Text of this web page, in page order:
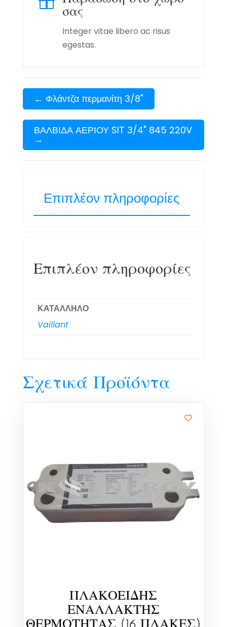
σας
Integer vitae libero ac risus
egestas.
← Φλάντζα περμανίτη 3/8"
ΒΑΛΒΙΔΑ ΑΕΡΙΟΥ SIT 3/4" 845 220V
→
Επιπλέον πληροφορίες
Επιπλέον πληροφορίες
ΚΑΤΑΛΛΗΛΟ
Vaillant
Σχετικά Προϊόντα
ΠΛΑΚΟΕΙΔΗΣ
ΕΝΑΛΛΑΚΤΗΣ